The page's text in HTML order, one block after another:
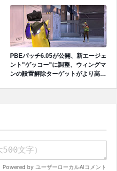
のアイコンが更新、タレットが地面
を狙うバグを修正
PBEパッチ6.05が公開、新エージェ
ント"ゲッコー"に調整、ウィングマ
ンの設置解除ターゲットがより高所